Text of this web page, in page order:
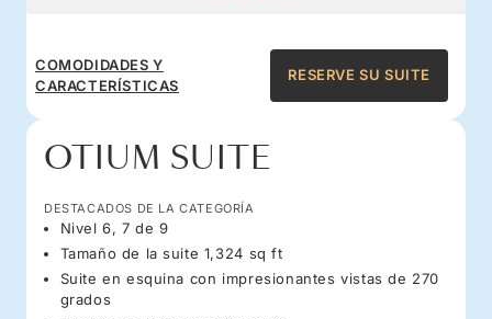
COMODIDADES Y
CARACTERÍSTICAS
RESERVE SU SUITE
OTIUM SUITE
DESTACADOS DE LA CATEGORÍA
Nivel 6, 7 de 9
Tamaño de la suite 1,324 sq ft
Suite en esquina con impresionantes vistas de 270
grados